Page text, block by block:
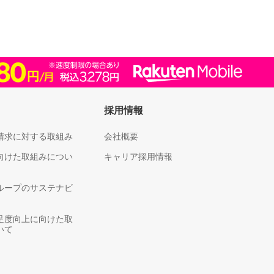
求に対する取組み
けた取組みについ
ープのサステナビ
度向上に向けた取
て
採用情報
会社概要
キャリア採用情報